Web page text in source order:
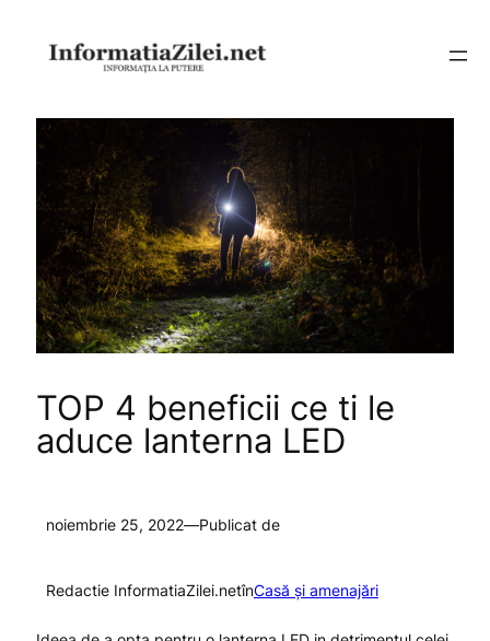
conținut
TOP 4 beneficii ce ti le
aduce lanterna LED
noiembrie 25, 2022—Publicat de
Redactie InformatiaZilei.netînCasă și amenajări